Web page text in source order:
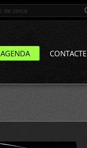
AGENDA CONTACTE